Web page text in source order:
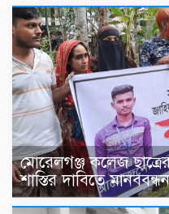
মোরেলগঞ্জ কলেজ
শাস্তির দাবিতে